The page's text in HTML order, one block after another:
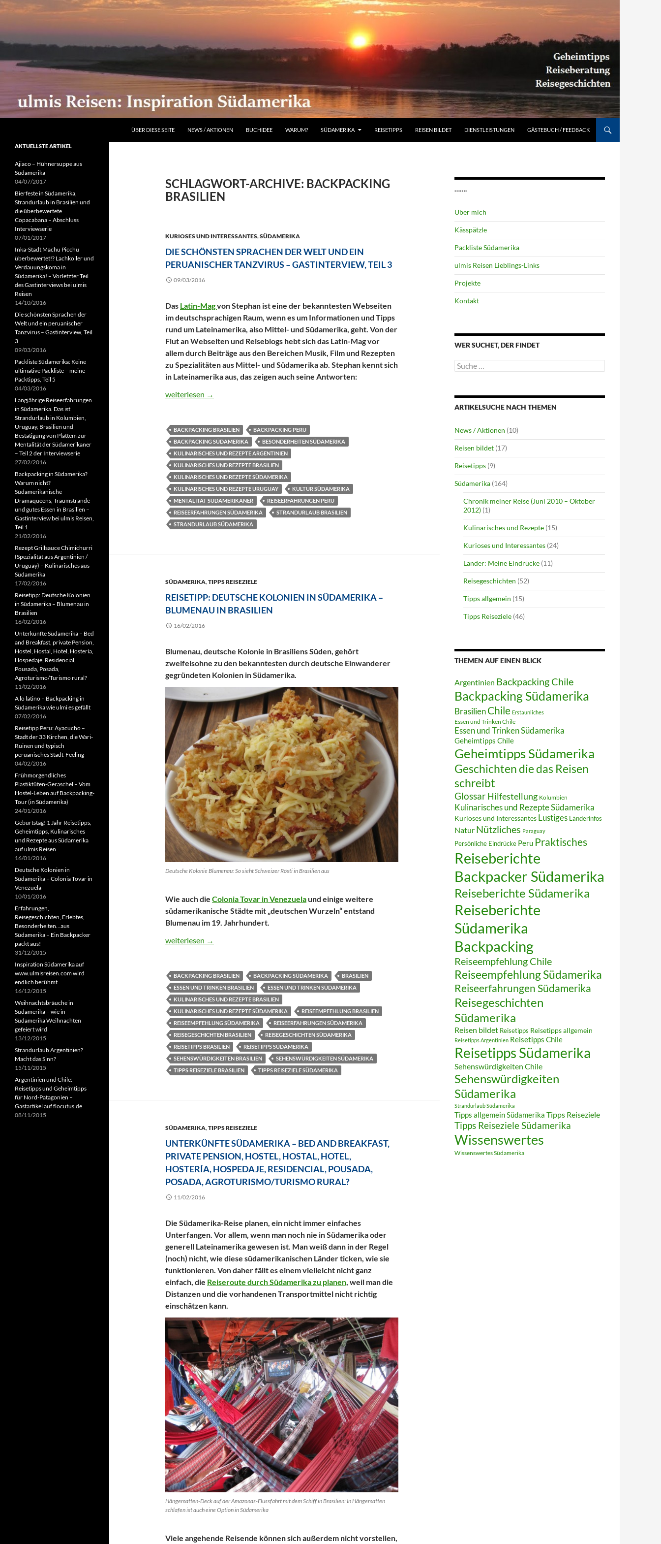
Südamerika individuell entdecken: Geheimtipps, Reiseberatung, Reisegeschichten
ÜBER DIESE SEITE
NEWS / AKTIONEN BUCHIDEE WARUM? SÜDAMERIKA REISETIPPS REISEN BILDET DIENSTLEISTUNGEN GÄSTEBUCH / FEEDBACK
SCHLAGWORT-ARCHIVE: BACKPACKING
BRASILIEN
KURIOSES UND INTERESSANTES,SÜDAMERIKA
DIE SCHÖNSTEN SPRACHEN DER WELT UND EIN
PERUANISCHER TANZVIRUS – GASTINTERVIEW, TEIL 3
09/03/2016
Das Latin-Magvon Stephan ist eine der bekanntesten Webseiten
im deutschsprachigen Raum, wenn es um Informationen und Tipps
rund um Lateinamerika, also Mittel- und Südamerika, geht. Von der
Flut an Webseiten und Reiseblogs hebt sich das Latin-Mag vor
allem durch Beiträge aus den Bereichen Musik, Film und Rezepten
zu Spezialitäten aus Mittel- und Südamerika ab. Stephan kennt sich
in Lateinamerika aus, das zeigen auch seine Antworten:
Die schönsten Sprachen der Welt und ein peruanischer Tanzvirus – Gastinterview, Teil 3
weiterlesen →
BACKPACKING BRASILIEN
BACKPACKING PERU
BACKPACKING SÜDAMERIKA
BESONDERHEITEN SÜDAMERIKA
KULINARISCHES UND REZEPTE ARGENTINIEN
KULINARISCHES UND REZEPTE BRASILIEN
KULINARISCHES UND REZEPTE SÜDAMERIKA
KULINARISCHES UND REZEPTE URUGUAY
KULTUR SÜDAMERIKA
MENTALITÄT SÜDAMERIKANER
REISEERFAHRUNGEN PERU
REISEERFAHRUNGEN SÜDAMERIKA
STRANDURLAUB BRASILIEN
STRANDURLAUB SÜDAMERIKA
SÜDAMERIKA,TIPPS REISEZIELE
REISETIPP: DEUTSCHE KOLONIEN IN SÜDAMERIKA –
BLUMENAU IN BRASILIEN
16/02/2016
Blumenau, deutsche Kolonie in Brasiliens Süden, gehört
zweifelsohne zu den bekanntesten durch deutsche Einwanderer
gegründeten Kolonien in Südamerika.
Deutsche Kolonie Blumenau: So sieht Schweizer Rösti in Brasilien aus
Wie auch die Colonia Tovar in Venezuelaund einige weitere
südamerikanische Städte mit „deutschen Wurzeln“ entstand
Blumenau im 19. Jahrhundert.
Reisetipp: Deutsche Kolonien in Südamerika – Blumenau in Brasilien
weiterlesen →
BACKPACKING BRASILIEN BACKPACKING SÜDAMERIKA
BRASILIEN
ESSEN UND TRINKEN BRASILIEN
ESSEN UND TRINKEN SÜDAMERIKA
KULINARISCHES UND REZEPTE BRASILIEN
KULINARISCHES UND REZEPTE SÜDAMERIKA
REISEEMPFEHLUNG BRASILIEN
REISEEMPFEHLUNG SÜDAMERIKA
REISEERFAHRUNGEN SÜDAMERIKA
REISEGESCHICHTEN BRASILIEN
REISEGESCHICHTEN SÜDAMERIKA
REISETIPPS BRASILIEN
REISETIPPS SÜDAMERIKA
SEHENSWÜRDIGKEITEN BRASILIEN
SEHENSWÜRDIGKEITEN SÜDAMERIKA
TIPPS REISEZIELE BRASILIEN
TIPPS REISEZIELE SÜDAMERIKA
SÜDAMERIKA,TIPPS REISEZIELE
UNTERKÜNFTE SÜDAMERIKA – BED AND BREAKFAST,
PRIVATE PENSION, HOSTEL, HOSTAL, HOTEL,
HOSTERÍA, HOSPEDAJE, RESIDENCIAL, POUSADA,
POSADA, AGROTURISMO/TURISMO RURAL?
11/02/2016
Die Südamerika-Reise planen, ein nicht immer einfaches
Unterfangen. Vor allem, wenn man noch nie in Südamerika oder
generell Lateinamerika gewesen ist. Man weiß dann in der Regel
(noch) nicht, wie diese südamerikanischen Länder ticken, wie sie
funktionieren. Von daher fällt es einem vielleicht nicht ganz
einfach, die Reiseroute durch Südamerika zu planen , weil man die
Distanzen und die vorhandenen Transportmittel nicht richtig
einschätzen kann.
Hängematten-Deck auf der Amazonas-Flussfahrt mit dem Schiff in Brasilien: In Hängematten
schlafen ist auch eine Option in Südamerika
Viele angehende Reisende können sich außerdem nicht vorstellen,
…….
Über mich
Kässpätzle
Packliste Südamerika
ulmis Reisen Lieblings-Links
Projekte
Kontakt
WER SUCHET, DER FINDET
Suche
nach:
ARTIKELSUCHE NACH THEMEN
News / Aktionen (10)
Reisen bildet (17)
Reisetipps (9)
Südamerika (164)
Chronik meiner Reise (Juni 2010 – Oktober
2012) (1)
Kulinarisches und Rezepte (15)
Kurioses und Interessantes (24)
Länder: Meine Eindrücke (11)
Reisegeschichten (52)
Tipps allgemein (15)
Tipps Reiseziele (46)
THEMEN AUF EINEN BLICK
Argentinien Backpacking Chile
Backpacking Südamerika
Brasilien Chile Erstaunliches
Essen und Trinken Chile
Essen und Trinken Südamerika
Geheimtipps Chile
Geheimtipps Südamerika
Geschichten die das Reisen
schreibt
GlossarHilfestellung Kolumbien
Kulinarisches und Rezepte Südamerika
Kurioses und Interessantes Lustiges Länderinfos
Natur Nützliches Paraguay
Persönliche Eindrücke Peru Praktisches
Reiseberichte
Backpacker Südamerika
Reiseberichte Südamerika
Reiseberichte
Südamerika
Backpacking
Reiseempfehlung Chile
Reiseempfehlung Südamerika
Reiseerfahrungen Südamerika
Reisegeschichten
Südamerika
Reisen bildet Reisetipps Reisetipps allgemein
Reisetipps Argentinien Reisetipps Chile
Reisetipps Südamerika
Sehenswürdigkeiten Chile
Sehenswürdigkeiten
Südamerika
Strandurlaub Südamerika
Tipps allgemein Südamerika Tipps Reiseziele
Tipps Reiseziele Südamerika
Wissenswertes
Wissenswertes Südamerika
AKTUELLSTE ARTIKEL
Ajiaco – Hühnersuppe aus
Südamerika
04/07/2017
Bierfeste in Südamerika,
Strandurlaub in Brasilien und
die überbewertete
Copacabana – Abschluss
Interviewserie
07/01/2017
Inka-Stadt Machu Picchu
überbewertet!? Lachkoller und
Verdauungskoma in
Südamerika! – Vorletzter Teil
des Gastinterviews bei ulmis
Reisen
14/10/2016
Die schönsten Sprachen der
Welt und ein peruanischer
Tanzvirus – Gastinterview, Teil
3
09/03/2016
Packliste Südamerika: Keine
ultimative Packliste – meine
Packtipps, Teil 5
04/03/2016
Langjährige Reiseerfahrungen
in Südamerika. Das ist
Strandurlaub in Kolumbien,
Uruguay, Brasilien und
Bestätigung von Plattem zur
Mentalität der Südamerikaner
– Teil 2 der Interviewserie
27/02/2016
Backpacking in Südamerika?
Warum nicht?
Südamerikanische
Dramaqueens, Traumstrände
und gutes Essen in Brasilien –
Gastinterview bei ulmis Reisen,
Teil 1
21/02/2016
Rezept Grillsauce Chimichurri
(Spezialität aus Argentinien /
Uruguay) – Kulinarisches aus
Südamerika
17/02/2016
Reisetipp: Deutsche Kolonien
in Südamerika – Blumenau in
Brasilien
16/02/2016
Unterkünfte Südamerika – Bed
and Breakfast, private Pension,
Hostel, Hostal, Hotel, Hostería,
Hospedaje, Residencial,
Pousada, Posada,
Agroturismo/Turismo rural?
11/02/2016
A lo latino – Backpacking in
Südamerika wie ulmi es gefällt
07/02/2016
Reisetipp Peru: Ayacucho –
Stadt der 33 Kirchen, die Wari-
Ruinen und typisch
peruanisches Stadt-Feeling
04/02/2016
Frühmorgendliches
Plastiktüten-Geraschel – Vom
Hostel-Leben auf Backpacking-
Tour (in Südamerika)
24/01/2016
Geburtstag! 1 Jahr Reisetipps,
Geheimtipps, Kulinarisches
und Rezepte aus Südamerika
auf ulmis Reisen
16/01/2016
Deutsche Kolonien in
Südamerika – Colonia Tovar in
Venezuela
10/01/2016
Erfahrungen,
Reisegeschichten, Erlebtes,
Besonderheiten…aus
Südamerika – Ein Backpacker
packt aus!
31/12/2015
Inspiration Südamerika auf
www.ulmisreisen.com wird
endlich berühmt
16/12/2015
Weihnachtsbräuche in
Südamerika – wie in
Südamerika Weihnachten
gefeiert wird
13/12/2015
Strandurlaub Argentinien?
Macht das Sinn?
15/11/2015
Argentinien und Chile:
Reisetipps und Geheimtipps
für Nord-Patagonien –
Gastartikel auf flocutus.de
08/11/2015